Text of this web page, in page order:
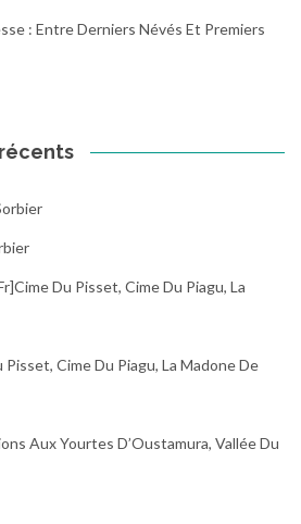
: Entre Derniers Névés Et Premiers
Du Pisset, Cime Du Piagu, La
Cime Du Piagu, La Madone De
Aux Yourtes D’Oustamura, Vallée Du